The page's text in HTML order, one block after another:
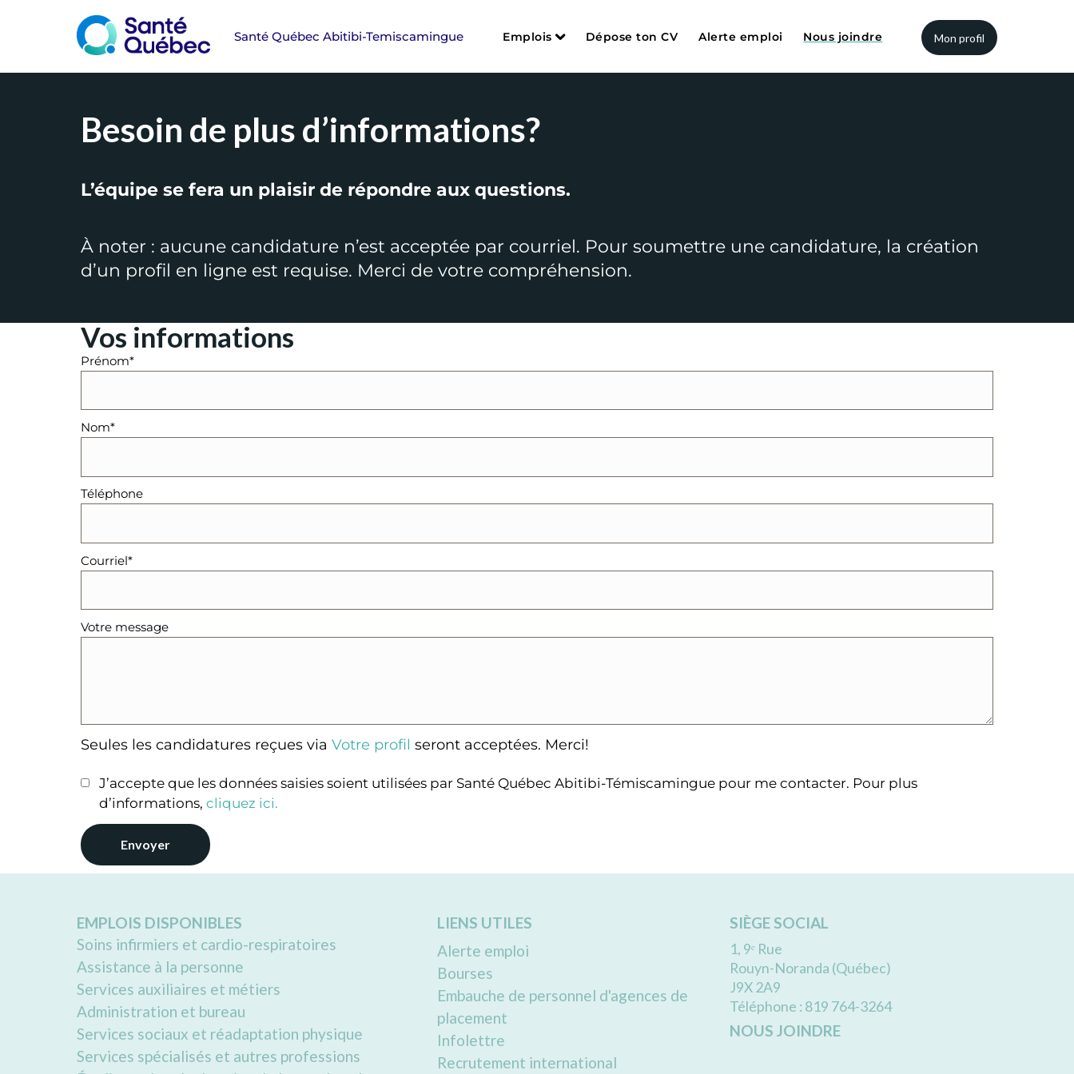
Emplois
Assistance à la personne
Services sociaux et réadaptation physique
Étudiants
Dépose ton CV Alerte emploi Nous joindre Mon profil
Besoin de plus d’informations?
L’équipe se fera un plaisir de répondre aux questions.
À noter : aucune candidature n’est acceptée par courriel. Pour soumettre une candidature, la création
d’un profil en ligne est requise. Merci de votre compréhension.
Vos informations
Prénom*
Nom*
Téléphone
Courriel*
Votre message
Seules les candidatures reçues via Votre profil seront acceptées. Merci!
J’accepte que les données saisies soient utilisées par Santé Québec Abitibi-Témiscamingue pour me contacter. Pour plus
d’informations,cliquez ici.
EMPLOIS DISPONIBLES
Soins infirmiers et cardio-respiratoires
Assistance à la personne
Services auxiliaires et métiers
Administration et bureau
Services sociaux et réadaptation physique
Services spécialisés et autres professions
LIENS UTILES
Alerte emploi
Bourses
Embauche de personnel d'agences de
placement
Infolettre
Recrutement international
SIÈGE SOCIAL
1, 9ᵉ Rue
Rouyn-Noranda (Québec)
J9X 2A9
Téléphone : 819 764-3264
NOUS JOINDRE